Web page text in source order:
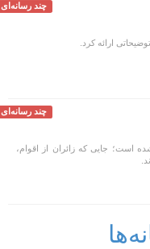
چند رسانه‌ای
ارائه کرد.
چند رسانه‌ای
است؛ جایی که زائران از اقوام،